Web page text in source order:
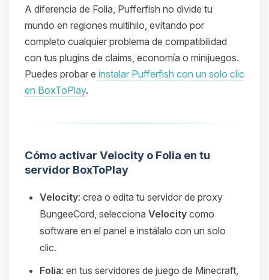
A diferencia de Folia, Pufferfish no divide tu
mundo en regiones multihilo, evitando por
completo cualquier problema de compatibilidad
con tus plugins de claims, economía o minijuegos.
Puedes probar e instalar Pufferfish con un solo clic
en BoxToPlay.
Cómo activar Velocity o Folia en tu
servidor BoxToPlay
Velocity: crea o edita tu servidor de proxy
BungeeCord, selecciona Velocity como
software en el panel e instálalo con un solo
clic.
Folia: en tus servidores de juego de Minecraft,